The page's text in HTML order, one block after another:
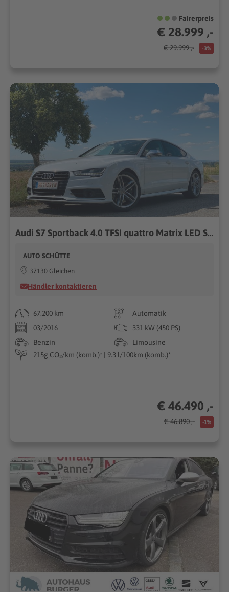
Fairerpreis
€ 28.999 ,-
€ 29.999 ,- -3%
Audi S7 Sportback 4.0 TFSI quattro Matrix LED Standh
AUTO SCHÜTTE
37130 Gleichen
Händler kontaktieren
67.200 km
Automatik
03/2016
331 kW (450 PS)
Benzin
Limousine
215g CO₂/km (komb.)* | 9.3 l/100km (komb.)*
€ 46.490 ,-
€ 46.890 ,- -1%